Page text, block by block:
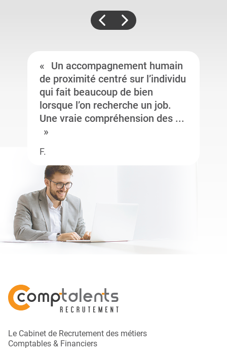
Un accompagnement humain
de proximité centré sur l’individu
qui fait beaucoup de bien
lorsque l’on recherche un job.
Une vraie compréhension des ...
F.
Le Cabinet de Recrutement des métiers
Comptables & Financiers